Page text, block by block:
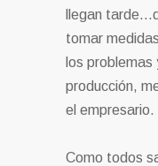
llegan
tomar
los
producción,
el empresario.
Como todos